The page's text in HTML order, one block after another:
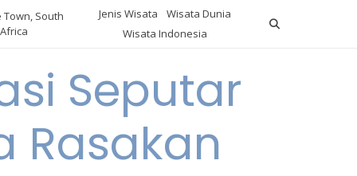
South
Africa
Jenis Wisata
Wisata Dunia
Wisata Indonesia
Seputar
Rasakan